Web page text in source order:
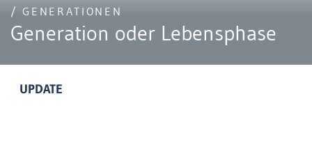
/ GENERATIONEN
Generation oder Lebensphase
UPDATE